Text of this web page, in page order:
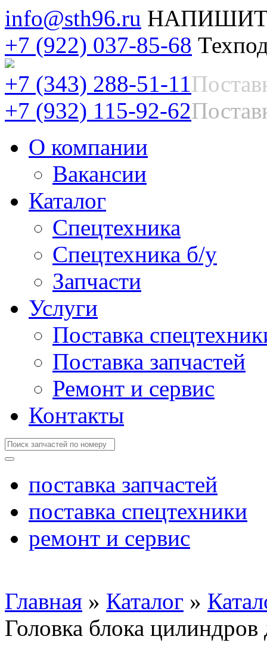
info@sth96.ru
+7 (922) 037-85-68
+7 (343) 288-51-11
+7 (932) 115-92-62
О компании
Вакансии
Каталог
Спецтехника
Спецтехника б/у
Запчасти
Услуги
Поставка
Поставка запчастей
Ремонт и сервис
Контакты
поставка запчастей
поставка спецтехники
ремонт и сервис
Главная » Каталог »
Головка блока цилиндров